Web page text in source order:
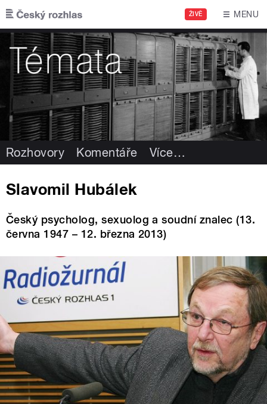
Přejít k hlavnímu obsahu
ŽIVĚ MENU
Rozhovory Komentáře Více…
Slavomil Hubálek
Český psycholog, sexuolog a soudní znalec (13.
června 1947 – 12. března 2013)